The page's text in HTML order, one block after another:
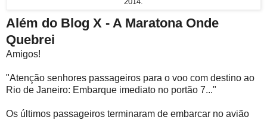
2014.
Além do Blog X - A Maratona Onde
Quebrei
Amigos!
"Atenção senhores passageiros para o voo com destino ao
Rio de Janeiro: Embarque imediato no portão 7..."
Os últimos passageiros terminaram de embarcar no avião